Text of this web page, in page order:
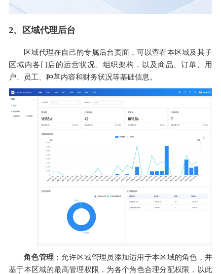
2、区域代理后台
区域代理在自己的专属后台页面，可以查看本区域及其子
区域内各门店的运营状况、组织架构，以及商品、订单、用
户、员工、种草内容和财务状况等基础信息。
角色管理 ：允许区域管理员添加适用于本区域的角色，并
基于本区域的最高管理权限，为各个角色合理分配权限，以此